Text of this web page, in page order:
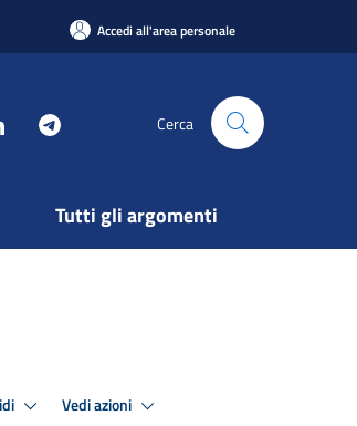
Accedi all'area personale
Cerca
Tutti gli argomenti
Vedi azioni